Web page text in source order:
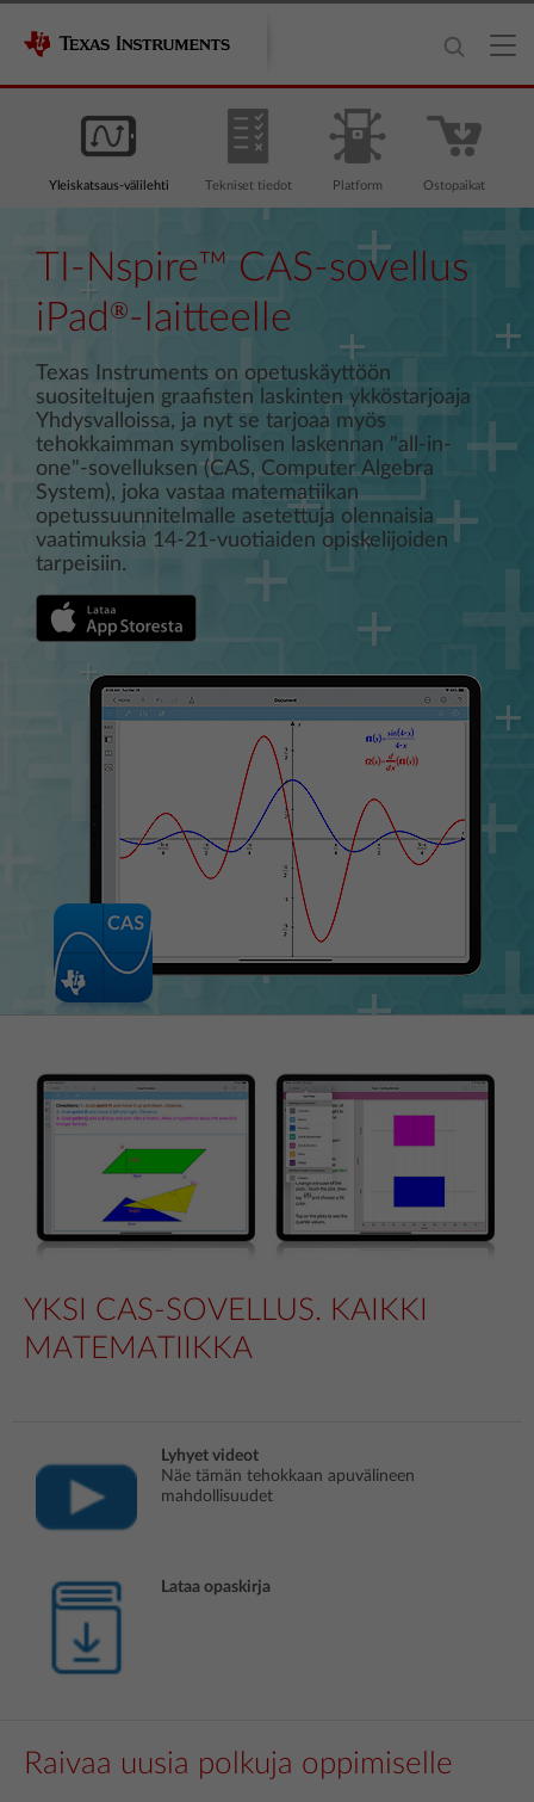
Yleiskatsaus-välilehti Tekniset tiedot Platform Ostopaikat
TI-Nspire™ CAS-sovellus
iPad ®-laitteelle
Texas Instruments on opetuskäyttöön
suositeltujen graafisten laskinten ykköstarjoaja
Yhdysvalloissa, ja nyt se tarjoaa myös
tehokkaimman symbolisen laskennan "all-in-
one"-sovelluksen (CAS, Computer Algebra
System), joka vastaa matematiikan
opetussuunnitelmalle asetettuja olennaisia
vaatimuksia 14-21-vuotiaiden opiskelijoiden
tarpeisiin.
YKSI CAS-SOVELLUS. KAIKKI
MATEMATIIKKA
Lyhyet videot
Näe tämän tehokkaan apuvälineen
mahdollisuudet
Lataa opaskirja
Raivaa uusia polkuja oppimiselle